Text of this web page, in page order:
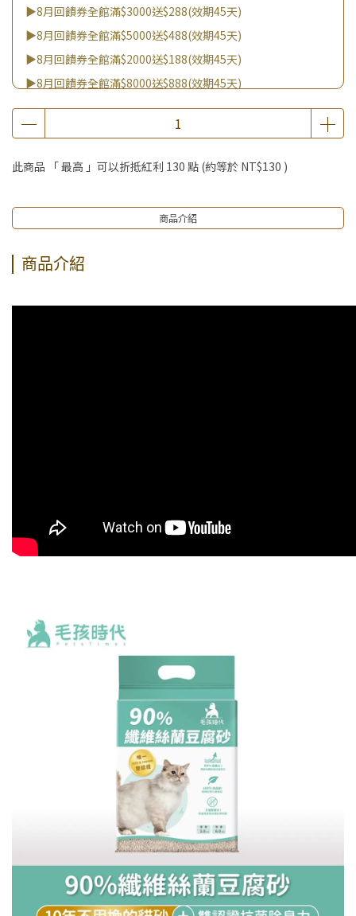
▶8月回饋券全館滿$3000送$288(效期45天)
▶8月回饋券全館滿$5000送$488(效期45天)
▶8月回饋券全館滿$2000送$188(效期45天)
▶8月回饋券全館滿$8000送$888(效期45天)
▶8/8王國雙饗日 全館9折
▶消費滿999｜享超值價$299加購BIO UP面膜
組！
此商品 「 最高 」可以折抵紅利 130 點 (約等於 NT$130 )
商品介紹
商品介紹